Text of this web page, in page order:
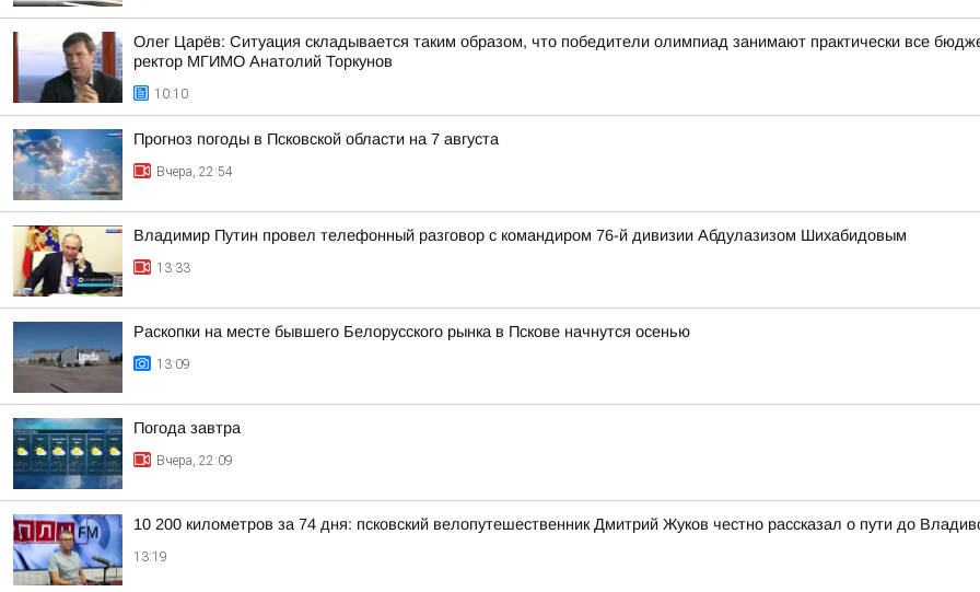
Олег Царёв: Ситуация складывается таким образом, что победители олимпиад занимают практически все
ректор МГИМО Анатолий Торкунов
10:10
Прогноз погоды в Псковской области на 7 августа
Вчера, 22:54
Владимир Путин провел телефонный разговор с командиром 76-й дивизии Абдулазизом Шихабидовым
13:33
Раскопки на месте бывшего Белорусского рынка в Пскове начнутся осенью
13:09
Погода завтра
Вчера, 22:09
10 200 километров за 74 дня: псковский велопутешественник Дмитрий Жуков честно рассказал о пути до
13:19